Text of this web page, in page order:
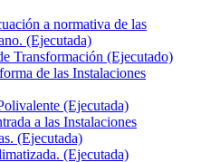
a normativa de las
(Ejecutada)
Transformación (Ejecutado)
de las Instalaciones
(Ejecutada)
a las Instalaciones
(Ejecutada)
(Ejecutada)